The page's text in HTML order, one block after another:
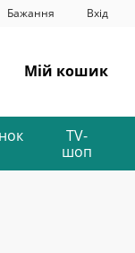
Бажання Вхід
Мій кошик
TV-
шоп